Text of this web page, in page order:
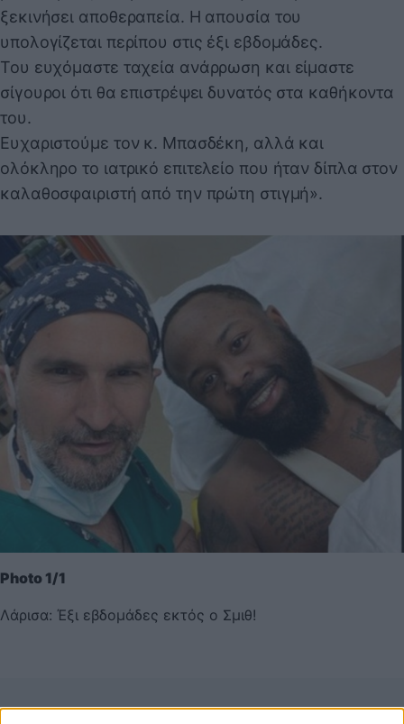
ξεκινήσει αποθεραπεία. Η απουσία του
υπολογίζεται περίπου στις έξι εβδομάδες.
Του ευχόμαστε ταχεία ανάρρωση και είμαστε
σίγουροι ότι θα επιστρέψει δυνατός στα καθήκοντα
του.
Ευχαριστούμε τον κ. Μπασδέκη, αλλά και
ολόκληρο το ιατρικό επιτελείο που ήταν δίπλα στον
καλαθοσφαιριστή από την πρώτη στιγμή».
Photo 1/1
Λάρισα: Έξι εβδομάδες εκτός ο Σμιθ!